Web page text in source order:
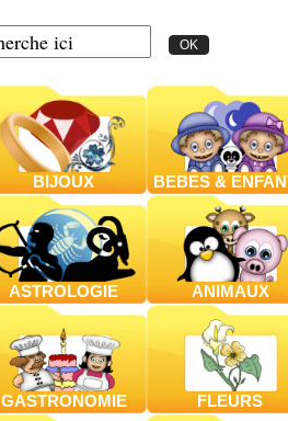
BIJOUX BEBES &
ASTROLOGIE ANIMAUX
GASTRONOMIE FLEURS